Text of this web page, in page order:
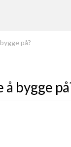
på?
bygge